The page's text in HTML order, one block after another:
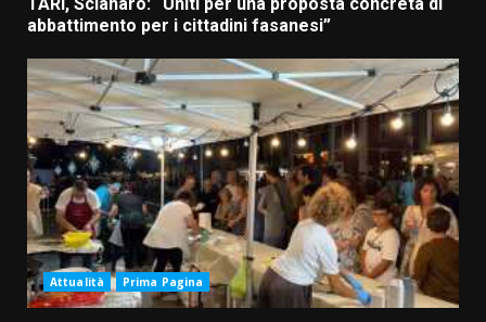
abbattimento per i cittadini fasanesi”
Attualità Prima Pagina